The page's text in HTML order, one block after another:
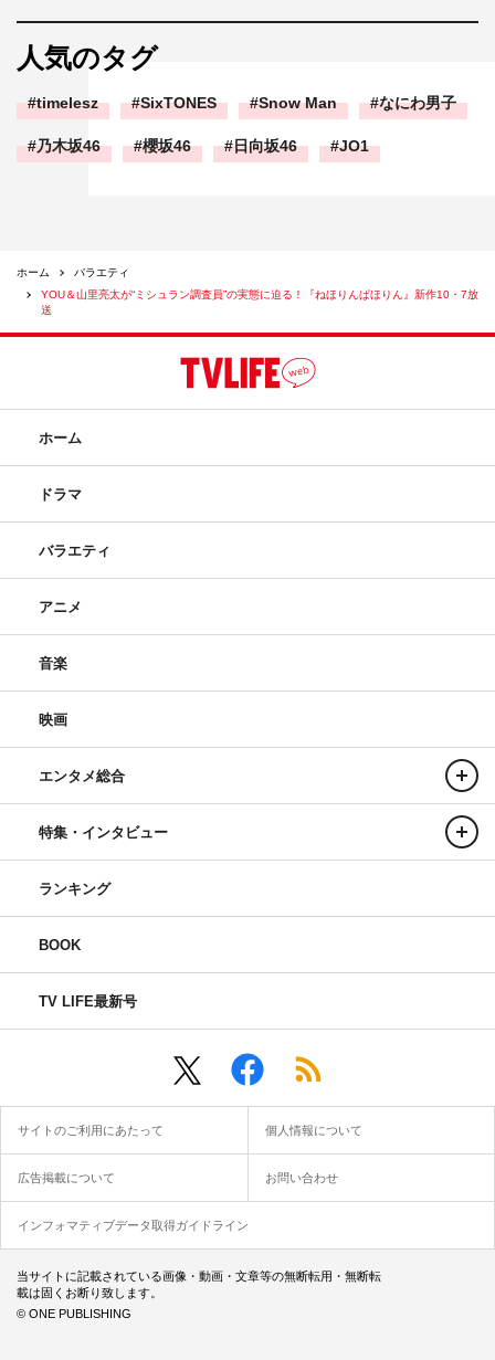
人気のタグ
timelesz SixTONES Snow Man なにわ男子
乃木坂46 櫻坂46 日向坂46 JO1
ホーム
バラエティ
YOU＆山里亮太が“ミシュラン調査員”の実態に迫る！『ねほりんぱほりん』新作10・7放
送
ホーム
ドラマ
バラエティ
アニメ
音楽
映画
エンタメ総合
特集・インタビュー
ランキング
BOOK
TV LIFE最新号
サイトのご利用にあたって 個人情報について
広告掲載について お問い合わせ
インフォマティブデータ取得ガイドライン
当サイトに記載されている画像・動画・文章等の無断転用・無断転
載は固くお断り致します。
© ONE PUBLISHING